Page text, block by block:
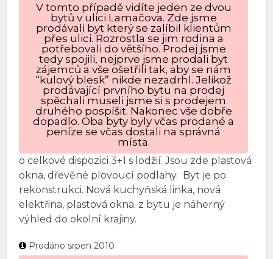
V tomto případě vidíte jeden ze dvou
bytů v ulici Lamačova. Zde jsme
prodávali byt který se zalíbil klientům
přes ulici. Rozrostla se jim rodina a
potřebovali do většího. Prodej jsme
tedy spojili, nejprve jsme prodali byt
zájemců a vše ošetřili tak, aby se nám
“kulový blesk” nikde nezadrhl. Jelikož
prodávající prvního bytu na prodej
spěchali museli jsme si s prodejem
druhého pospíšit. Nakonec vše dobře
dopadlo. Oba byty byly včas prodané a
peníze se včas dostali na správná
místa.
o celkové dispozici 3+1 s lodžií. Jsou zde plastová
okna, dřevěné plovoucí podlahy. Byt je po
rekonstrukci. Nová kuchyňská linka, nová
elektřina, plastová okna. z bytu je náherný
výhled do okolní krajiny.
Prodáno srpen 2010